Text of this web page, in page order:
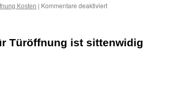
Kosten | Kommentare deaktiviertfür
eine
Türöffnung ist sittenwidig